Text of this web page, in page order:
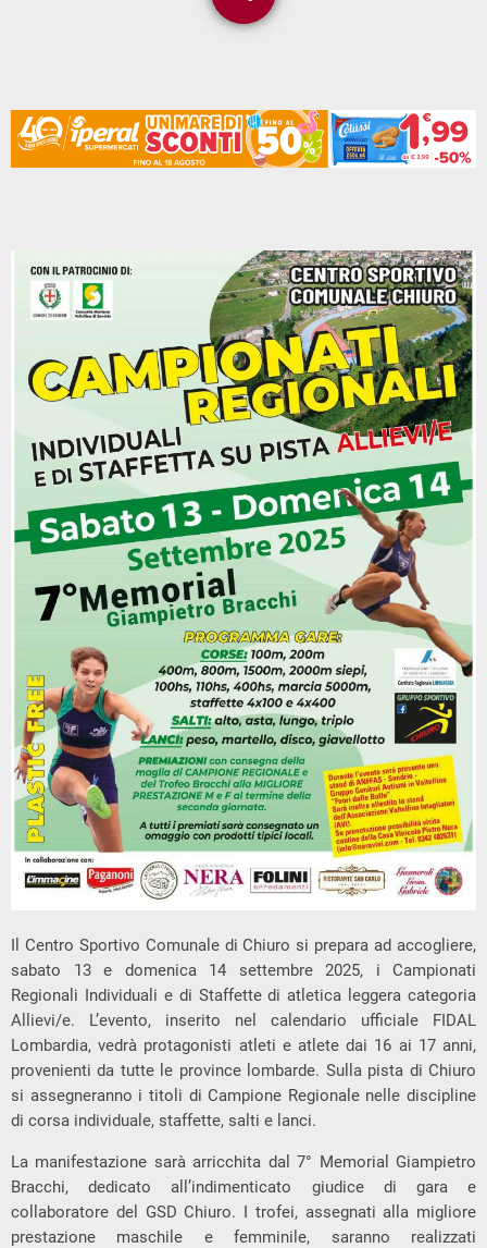
Il Centro Sportivo Comunale di Chiuro si prepara ad accogliere,
sabato 13 e domenica 14 settembre 2025, i Campionati
Regionali Individuali e di Staffette di atletica leggera categoria
Allievi/e. L’evento, inserito nel calendario ufficiale FIDAL
Lombardia, vedrà protagonisti atleti e atlete dai 16 ai 17 anni,
provenienti da tutte le province lombarde. Sulla pista di Chiuro
si assegneranno i titoli di Campione Regionale nelle discipline
di corsa individuale, staffette, salti e lanci.
La manifestazione sarà arricchita dal 7° Memorial Giampietro
Bracchi, dedicato all’indimenticato giudice di gara e
collaboratore del GSD Chiuro. I trofei, assegnati alla migliore
prestazione maschile e femminile, saranno realizzati